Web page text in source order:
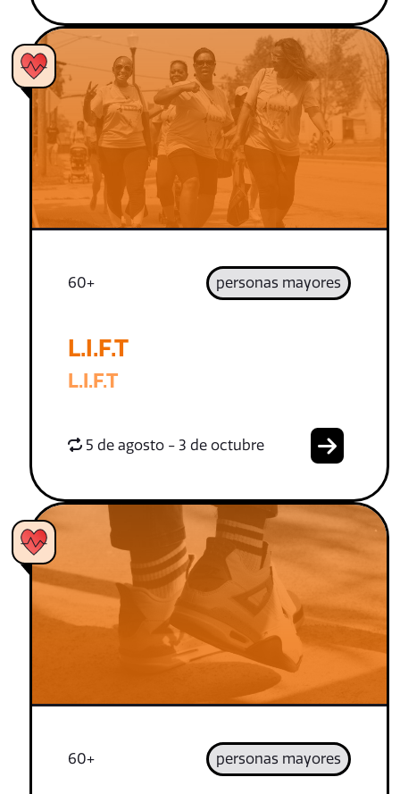
60+ personas mayores
L.I.F.T
L.I.F.T
5 de agosto - 3 de octubre
60+ personas mayores